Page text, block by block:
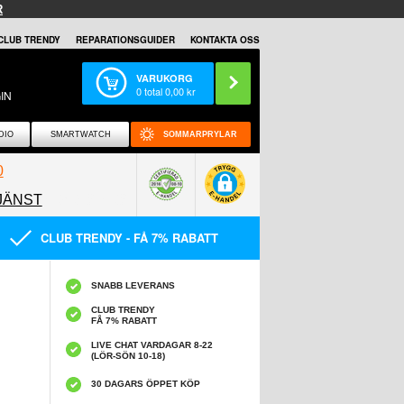
TRENDY REPARATIONSGUIDER KONTAKTA OSS
VARUKORG
0total0,00kr
SMARTWATCH SOMMARPRYLAR
CLUB TRENDY - FÅ 7% RABATT
SNABB LEVERANS
CLUB TRENDY
FÅ 7% RABATT
LIVE CHAT VARDAGAR 8-22
(LÖR-SÖN 10-18)
30 DAGARS ÖPPET KÖP